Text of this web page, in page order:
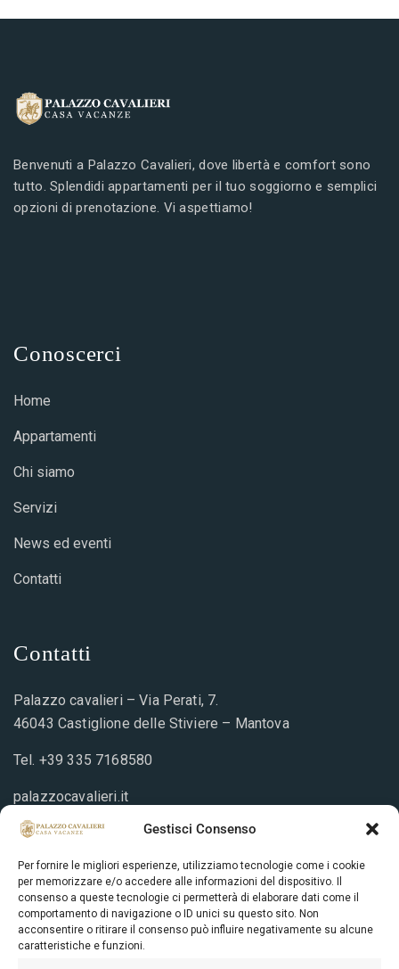
Gestisci Consenso
Per fornire le migliori esperienze, utilizziamo tecnologie come i cookie
per memorizzare e/o accedere alle informazioni del dispositivo. Il
consenso a queste tecnologie ci permetterà di elaborare dati come il
comportamento di navigazione o ID unici su questo sito. Non
acconsentire o ritirare il consenso può influire negativamente su alcune
caratteristiche e funzioni.
Benvenuti a Palazzo Cavalieri, dove libertà e comfort sono
tutto. Splendidi appartamenti per il tuo soggiorno e semplici
opzioni di prenotazione. Vi aspettiamo!
Conoscerci
Home
Appartamenti
Chi siamo
Servizi
News ed eventi
Contatti
Contatti
Palazzo cavalieri – Via Perati, 7.
46043 Castiglione delle Stiviere – Mantova
Tel. +39 335 7168580
palazzocavalieri.it
info@palazzocavalieri.it
Prenotazione
Per la tua prenotazione on line non è necessario il